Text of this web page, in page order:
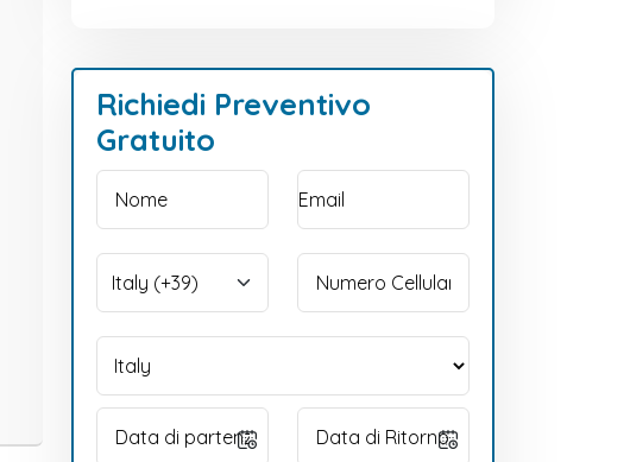
Richiedi Preventivo
Gratuito